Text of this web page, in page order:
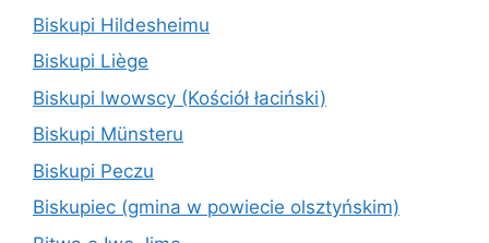
Biskupi Hildesheimu
Biskupi Liège
Biskupi lwowscy (Kościół łaciński)
Biskupi Münsteru
Biskupi Peczu
Biskupiec (gmina w powiecie olsztyńskim)